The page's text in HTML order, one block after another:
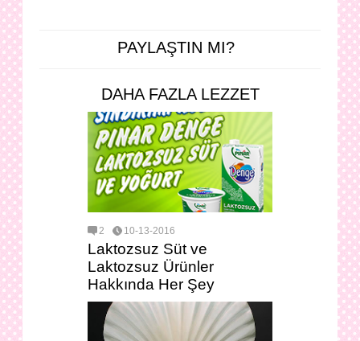
PAYLAŞTIN MI?
DAHA FAZLA LEZZET
2 10-13-2016
Laktozsuz Süt ve
Laktozsuz Ürünler
Hakkında Her Şey